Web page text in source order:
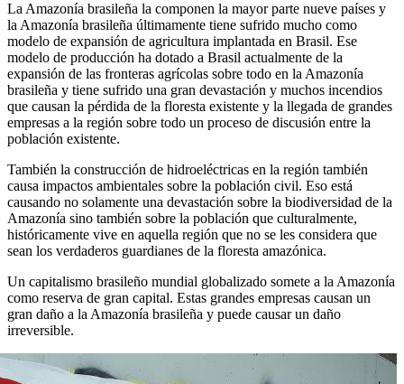
La Amazonía brasileña la componen la mayor parte nueve países y
la Amazonía brasileña últimamente tiene sufrido mucho como
modelo de expansión de agricultura implantada en Brasil. Ese
modelo de producción ha dotado a Brasil actualmente de la
expansión de las fronteras agrícolas sobre todo en la Amazonía
brasileña y tiene sufrido una gran devastación y muchos incendios
que causan la pérdida de la floresta existente y la llegada de grandes
empresas a la región sobre todo un proceso de discusión entre la
población existente.
También la construcción de hidroeléctricas en la región también
causa impactos ambientales sobre la población civil. Eso está
causando no solamente una devastación sobre la biodiversidad de la
Amazonía sino también sobre la población que culturalmente,
históricamente vive en aquella región que no se les considera que
sean los verdaderos guardianes de la floresta amazónica.
Un capitalismo brasileño mundial globalizado somete a la Amazonía
como reserva de gran capital. Estas grandes empresas causan un
gran daño a la Amazonía brasileña y puede causar un daño
irreversible.